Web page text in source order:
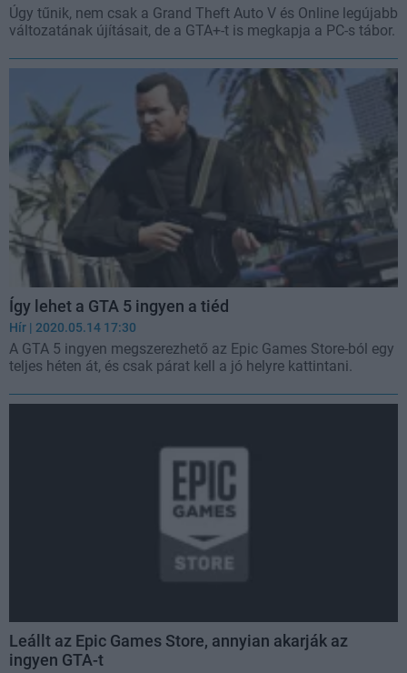
Úgy tűnik, nem csak a Grand Theft Auto V és Online legújabb
változatának újításait, de a GTA+-t is megkapja a PC-s tábor.
Így lehet a GTA 5 ingyen a tiéd
Hír | 2020.05.14 17:30
A GTA 5 ingyen megszerezhető az Epic Games Store-ból egy
teljes héten át, és csak párat kell a jó helyre kattintani.
Leállt az Epic Games Store, annyian akarják az
ingyen GTA-t